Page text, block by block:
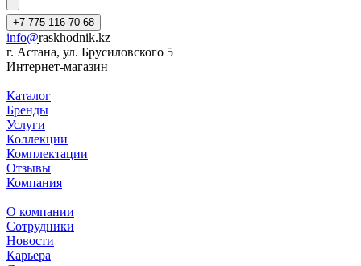
+7 775 116-70-68
info@raskhodnik.kz
г. Астана, ул. Брусиловского 5
Интернет-магазин
Каталог
Бренды
Услуги
Коллекции
Комплектации
Отзывы
Компания
О компании
Сотрудники
Новости
Карьера